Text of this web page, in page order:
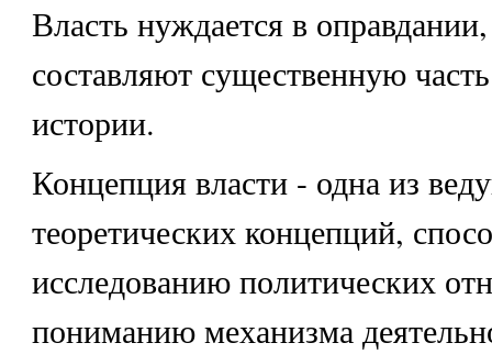
Власть нуждается в
составляют существенную
истории.
Концепция власти - одна из
теоретических концепций,
исследованию политических
пониманию механизма